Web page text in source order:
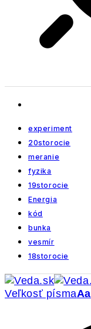
experiment
20storocie
meranie
fyzika
19storocie
Energia
kód
bunka
vesmír
18storocie
Veľkosť písmaAa